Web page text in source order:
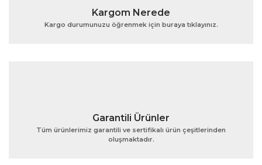
Ürün açıklamasında eksik bilgiler bulunuyor.
Gönder
Kargom Nerede
Kargo durumunuzu öğrenmek için buraya tıklayınız.
Garantili Ürünler
Tüm ürünlerimiz garantili ve sertifikalı ürün çeşitlerinden
oluşmaktadır.